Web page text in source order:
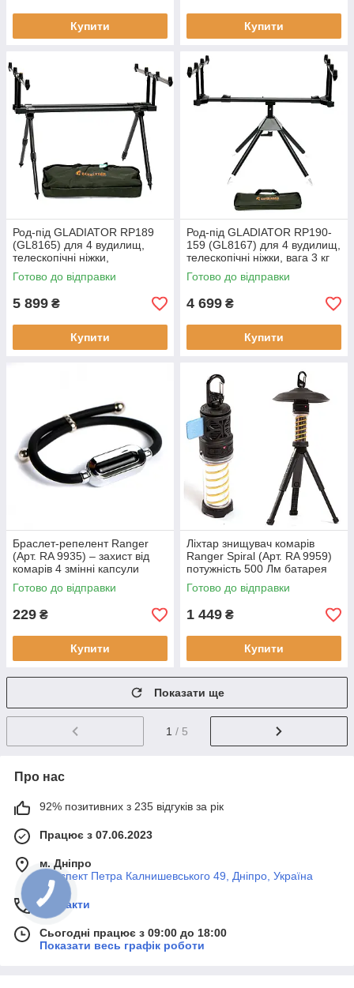
Купити Купити
Род-під GLADIATOR RP189
(GL8165) для 4 вудилищ,
телескопічні ніжки,
нержавіюча сталь, чохол
Готово до відправки
5 899 ₴
Купити
Род-під GLADIATOR RP190-
159 (GL8167) для 4 вудилищ,
телескопічні ніжки, вага 3 кг
Готово до відправки
4 699 ₴
Купити
Браслет-репелент Ranger
(Арт. RA 9935) – захист від
комарів 4 змінні капсули
довжина ременю 27 см
Готово до відправки
229 ₴
Купити
Ліхтар знищувач комарів
Ranger Spiral (Арт. RA 9959)
потужність 500 Лм батарея
5000 мАг USB-С зарядка
Готово до відправки
1 449 ₴
Купити
Показати ще
1 / 5
Про нас
92% позитивних з 235 відгуків за рік
Працює з 07.06.2023
м. Дніпро
Проспект Петра Калнишевського 49, Дніпро, Україна
Контакти
Сьогодні працює з 09:00 до 18:00
Показати весь графік роботи